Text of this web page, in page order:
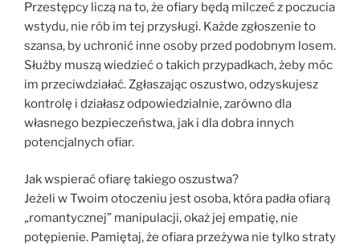
Przestępcy liczą na to, że ofiary będą milczeć z poczucia
wstydu, nie rób im tej przysługi. Każde zgłoszenie to
szansa, by uchronić inne osoby przed podobnym losem.
Służby muszą wiedzieć o takich przypadkach, żeby móc
im przeciwdziałać. Zgłaszając oszustwo, odzyskujesz
kontrolę i działasz odpowiedzialnie, zarówno dla
własnego bezpieczeństwa, jak i dla dobra innych
potencjalnych ofiar.
Jak wspierać ofiarę takiego oszustwa?
Jeżeli w Twoim otoczeniu jest osoba, która padła ofiarą
„romantycznej” manipulacji, okaż jej empatię, nie
potępienie. Pamiętaj, że ofiara przeżywa nie tylko straty